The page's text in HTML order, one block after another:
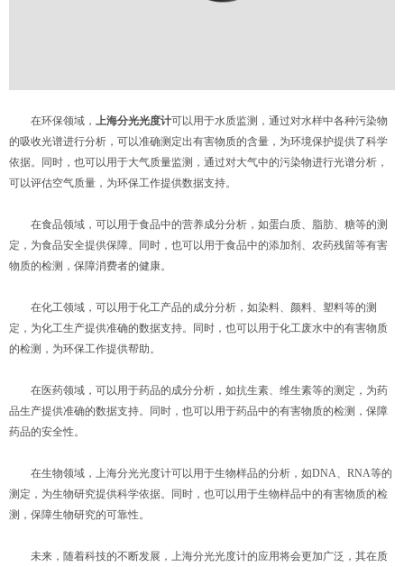
在环保领域， 上海分光光度计可以用于水质监测，通过对水样中各种污染物
的吸收光谱进行分析，可以准确测定出有害物质的含量，为环境保护提供了科学
依据。同时，也可以用于大气质量监测，通过对大气中的污染物进行光谱分析，
可以评估空气质量，为环保工作提供数据支持。
在食品领域，可以用于食品中的营养成分分析，如蛋白质、脂肪、糖等的测
定，为食品安全提供保障。同时，也可以用于食品中的添加剂、农药残留等有害
物质的检测，保障消费者的健康。
在化工领域，可以用于化工产品的成分分析，如染料、颜料、塑料等的测
定，为化工生产提供准确的数据支持。同时，也可以用于化工废水中的有害物质
的检测，为环保工作提供帮助。
在医药领域，可以用于药品的成分分析，如抗生素、维生素等的测定，为药
品生产提供准确的数据支持。同时，也可以用于药品中的有害物质的检测，保障
药品的安全性。
在生物领域，上海分光光度计可以用于生物样品的分析，如DNA、RNA等的
测定，为生物研究提供科学依据。同时，也可以用于生物样品中的有害物质的检
测，保障生物研究的可靠性。
未来，随着科技的不断发展，上海分光光度计的应用将会更加广泛，其在质